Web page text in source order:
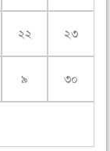
২২ ২৩
৯ ৩০